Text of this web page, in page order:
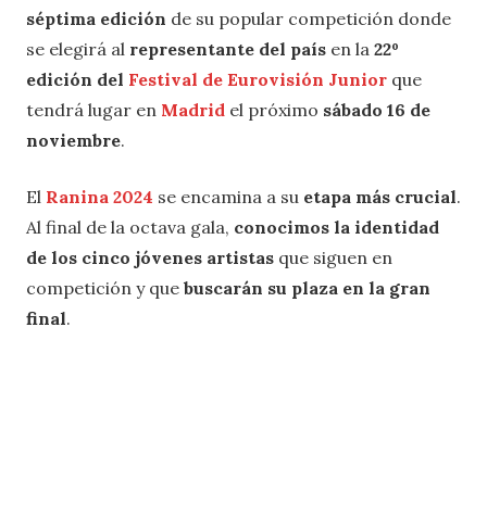
séptima edición de su popular competición donde
se elegirá al representante del país en la 22º
edición del Festival de Eurovisión Junior que
tendrá lugar en Madrid el próximo sábado 16 de
noviembre.
El Ranina 2024 se encamina a su etapa más crucial.
Al final de la octava gala, conocimos la identidad
de los cinco jóvenes artistas que siguen en
competición y que buscarán su plaza en la gran
final.